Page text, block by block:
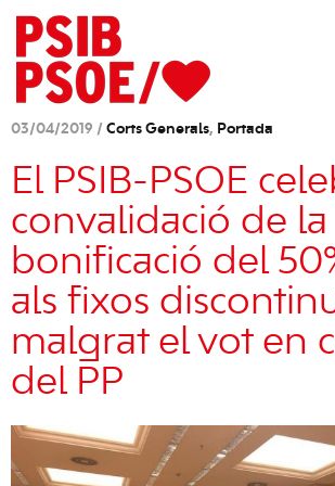
03/04/2019 / Corts Generals, Portada
El PSIB-PSOE
convalidació de la
bonificació del
als fixos
malgrat el vot en
del PP